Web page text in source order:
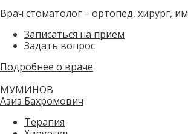
Врач стоматолог – ортопед, хирург,
Записаться на прием
Задать вопрос
Подробнее о враче
МУМИНОВ
Азиз Бахромович
Терапия